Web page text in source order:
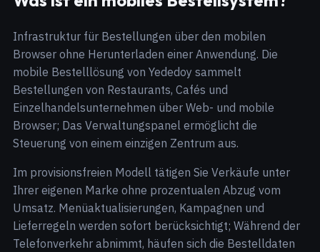
Infrastruktur für Bestellungen über den mobilen
Browser ohne Herunterladen einer Anwendung. Die
mobile Bestelllösung von Yededoy sammelt
Bestellungen von Restaurants, Cafés und
Einzelhandelsunternehmen über Web- und mobile
Browser; Das Verwaltungspanel ermöglicht die
Steuerung von einem einzigen Zentrum aus.
Im provisionsfreien Modell tätigen Sie Verkäufe unter
Ihrer eigenen Marke ohne prozentualen Abzug vom
Umsatz. Menüaktualisierungen, Kampagnen und
Lieferregeln werden sofort berücksichtigt; Während der
Telefonverkehr abnimmt, häufen sich die Bestelldaten